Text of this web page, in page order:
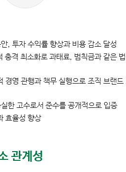
, 투자 수익률 향상과 비용 감소 달성
충격 최소화로 과태료, 범칙금과 같은
경영 관행과 책무 실행으로 조직 브랜드
한 고수로서 준수를 공개적으로 입증
효율성 향상
관계성